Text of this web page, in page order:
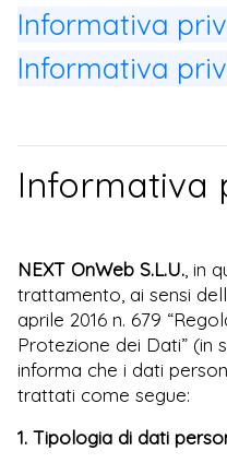
Informativa
Informativa
Informativa
NEXT OnWeb S.L.U. , in
trattamento, ai sensi
aprile 2016 n. 679
Protezione dei Dati” (in
informa che i dati
trattati come segue:
1. Tipologia di dati